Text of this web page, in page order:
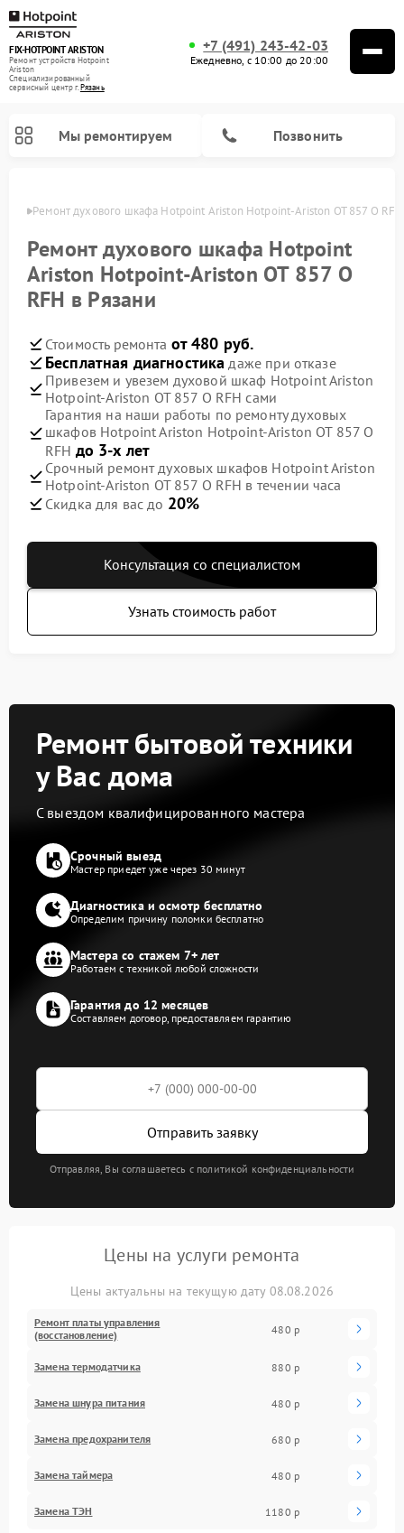
FIX-HOTPOINT ARISTON
Ремонт устройств Hotpoint
Ariston
Специализированный
cервисный центр г.Рязань
+7 (491) 243-42-03
Ежедневно, с 10:00 до 20:00
Мы ремонтируем Позвонить
Ремонт духового шкафа Hotpoint Ariston Hotpoint-Ariston OT 857 O
Ремонт духового шкафа Hotpoint
Ariston Hotpoint-Ariston OT 857 O
RFH в Рязани
Стоимость ремонта от 480 руб.
Бесплатная диагностика даже при отказе
Привезем и увезем духовой шкаф Hotpoint Ariston
Hotpoint-Ariston OT 857 O RFH сами
Гарантия на наши работы по ремонту духовых
шкафов Hotpoint Ariston Hotpoint-Ariston OT 857 O
RFH до 3-х лет
Срочный ремонт духовых шкафов Hotpoint Ariston
Hotpoint-Ariston OT 857 O RFH в течении часа
Скидка для вас до 20%
Консультация со специалистом
Узнать стоимость работ
Ремонт бытовой техники
у Вас дома
С выездом квалифицированного мастера
Срочный выезд
Мастер приедет уже через 30 минут
Диагностика и осмотр бесплатно
Определим причину поломки бесплатно
Мастера со стажем 7+ лет
Работаем с техникой любой сложности
Гарантия до 12 месяцев
Составляем договор, предоставляем гарантию
Отправить заявку
Отправляя, Вы соглашаетесь с политикой конфиденциальности
Цены на услуги ремонта
Цены актуальны на текущую дату 08.08.2026
Ремонт платы управления
(восстановление)
480 р
Замена термодатчика 880 р
Замена шнура питания 480 р
Замена предохранителя 680 р
Замена таймера 480 р
Замена ТЭН 1180 р